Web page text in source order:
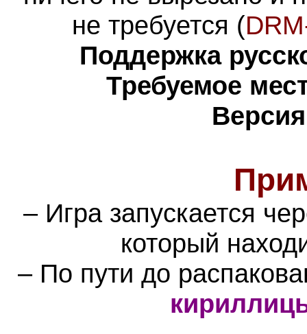
не требуется (
Поддержка
Требуемое
– Игра запускается
который
– По пути до